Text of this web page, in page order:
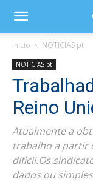
Inicio NOTICIAS pt
NOTICIAS pt
Reino
Atualmente a
trabalho a partir
difícil.Os
dados ou